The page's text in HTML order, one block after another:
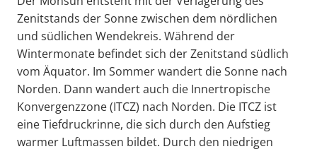
Zenitstands der Sonne zwischen dem nördlichen
und südlichen Wendekreis. Während der
Wintermonate befindet sich der Zenitstand südlich
vom Äquator. Im Sommer wandert die Sonne nach
Norden. Dann wandert auch die Innertropische
Konvergenzzone (ITCZ) nach Norden. Die ITCZ ist
eine Tiefdruckrinne, die sich durch den Aufstieg
warmer Luftmassen bildet. Durch den niedrigen